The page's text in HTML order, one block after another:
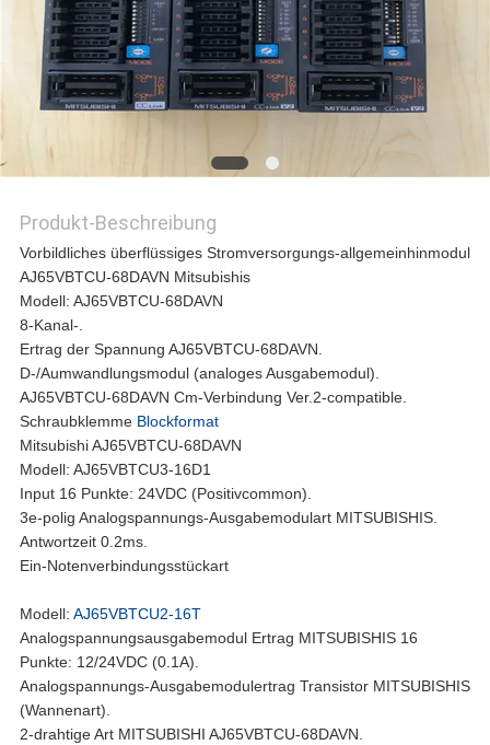
PRIVACY
POLICY
Produkt-Beschreibung
Vorbildliches überflüssiges Stromversorgungs-allgemeinhinmodul
AJ65VBTCU-68DAVN Mitsubishis
Modell: AJ65VBTCU-68DAVN
8-Kanal-.
Ertrag der Spannung AJ65VBTCU-68DAVN.
D-/Aumwandlungsmodul (analoges Ausgabemodul).
AJ65VBTCU-68DAVN Cm-Verbindung Ver.2-compatible.
Schraubklemme Blockformat
Mitsubishi AJ65VBTCU-68DAVN
Modell: AJ65VBTCU3-16D1
Input 16 Punkte: 24VDC (Positivcommon).
3e-polig Analogspannungs-Ausgabemodulart MITSUBISHIS.
Antwortzeit 0.2ms.
Ein-Notenverbindungsstückart
Modell: AJ65VBTCU2-16T
Analogspannungsausgabemodul Ertrag MITSUBISHIS 16
Punkte: 12/24VDC (0.1A).
Analogspannungs-Ausgabemodulertrag Transistor MITSUBISHIS
(Wannenart).
2-drahtige Art MITSUBISHI AJ65VBTCU-68DAVN.